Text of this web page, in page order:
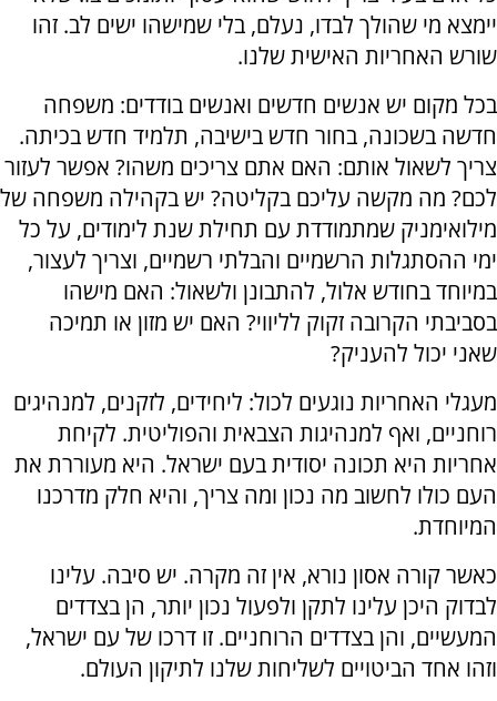
יימצא מי שהולך לבדו, נעלם, בלי שמישהו ישים לב. זהו
שורש האחריות האישית שלנו.
בכל מקום יש אנשים חדשים ואנשים בודדים: משפחה
חדשה בשכונה, בחור חדש בישיבה, תלמיד חדש בכיתה.
צריך לשאול אותם: האם אתם צריכים משהו? אפשר לעזור
לכם? מה מקשה עליכם בקליטה? יש בקהילה משפחה של
מילואימניק שמתמודדת עם תחילת שנת לימודים, על כל
ימי ההסתגלות הרשמיים והבלתי רשמיים, וצריך לעצור,
במיוחד בחודש אלול, להתבונן ולשאול: האם מישהו
בסביבתי הקרובה זקוק לליווי? האם יש מזון או תמיכה
שאני יכול להעניק?
מעגלי האחריות נוגעים לכול: ליחידים, לזקנים, למנהיגים
רוחניים, ואף למנהיגות הצבאית והפוליטית. לקיחת
אחריות היא תכונה יסודית בעם ישראל. היא מעוררת את
העם כולו לחשוב מה נכון ומה צריך, והיא חלק מדרכנו
המיוחדת.
כאשר קורה אסון נורא, אין זה מקרה. יש סיבה. עלינו
לבדוק היכן עלינו לתקן ולפעול נכון יותר, הן בצדדים
המעשיים, והן בצדדים הרוחניים. זו דרכו של עם ישראל,
וזהו אחד הביטויים לשליחות שלנו לתיקון העולם.